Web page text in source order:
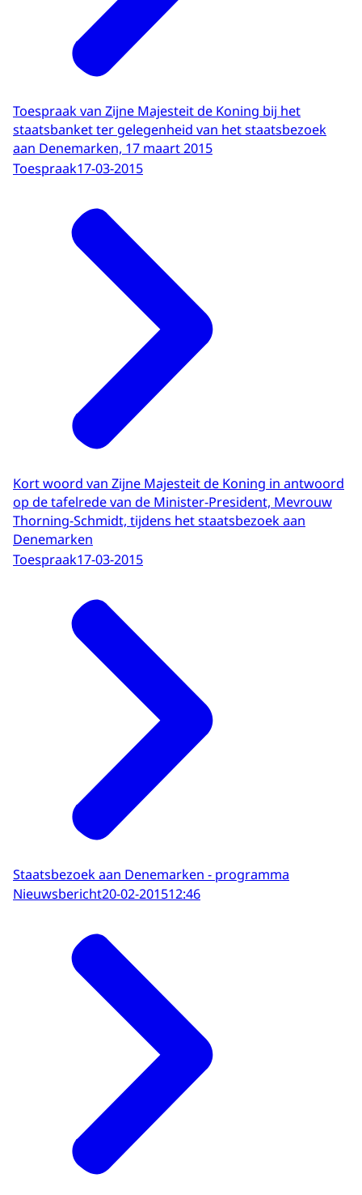
Toespraak van Zijne Majesteit de Koning bij het
staatsbanket ter gelegenheid van het staatsbezoek
aan Denemarken, 17 maart 2015
Toespraak17-03-2015
Kort woord van Zijne Majesteit de Koning in antwoord
op de tafelrede van de Minister-President, Mevrouw
Thorning-Schmidt, tijdens het staatsbezoek aan
Denemarken
Toespraak17-03-2015
Staatsbezoek aan Denemarken - programma
Nieuwsbericht20-02-201512:46